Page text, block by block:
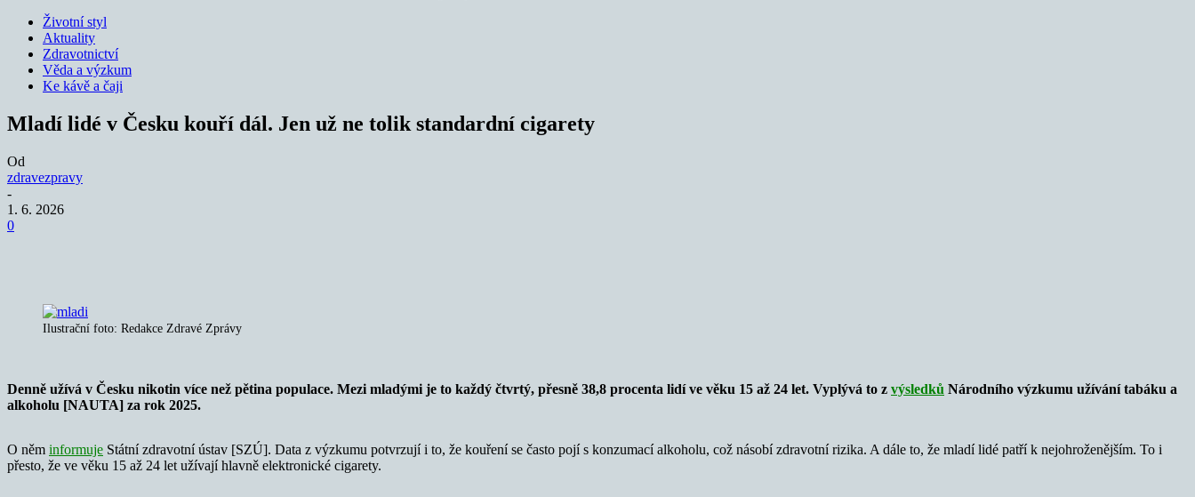
Životní styl
Aktuality
Zdravotnictví
Věda a výzkum
Ke kávě a čaji
Mladí lidé v Česku kouří dál. Jen už ne tolik standardní cigarety
Od
zdravezpravy
-
1. 6. 2026
0
Ilustrační foto: Redakce Zdravé Zprávy
Denně užívá v Česku nikotin více než pětina populace. Mezi mladými je to každý čtvrtý, přesně 38,8 procenta lidí ve věku 15 až 24 let. Vyplývá to z výsledků Národního výzkumu užívání tabáku a
alkoholu [NAUTA] za rok 2025.
O něm informuje Státní zdravotní ústav [SZÚ]. Data z výzkumu potvrzují i to, že kouření se často pojí s konzumací alkoholu, což násobí zdravotní rizika. A dále to, že mladí lidé patří k nejohroženějším. To i
přesto, že ve věku 15 až 24 let užívají hlavně elektronické cigarety.